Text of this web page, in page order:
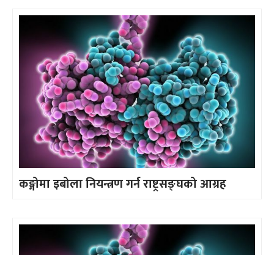
कङ्गोमा इबोला नियन्त्रण गर्न राष्ट्रसङ्घको आग्रह